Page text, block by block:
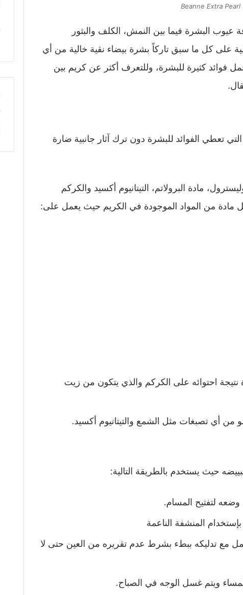
Beanne Extra
عيوب البشرة فيما بين النمش، الكلف والبثور
على كل ما سبق تاركاً بشرة بيضاء نقية خالية من أي
فوائد كثيرة للبشرة، وللتعرف أكثر عن كريم بين
تعطي الفوائد للبشرة دون ترك آثار جانبية ضارة
مادة البرولاتم، التيتانيوم أكسيد والكركم
كل مادة من المواد الموجودة في الكريم حيث يعمل على:
احتوائه على الكركم والذي يتكون من زيت
من أي تصبغات مثل الشمع والتيتانيوم أكسيد.
حيث يستخدم بالطريقة التالية:
لتفتيح المسام.
المنشفة الناعمة
مع تدليكه ببطء بشرط عدم تقريره من العين حتى لا
ويتم غسل الوجه في الصباح.